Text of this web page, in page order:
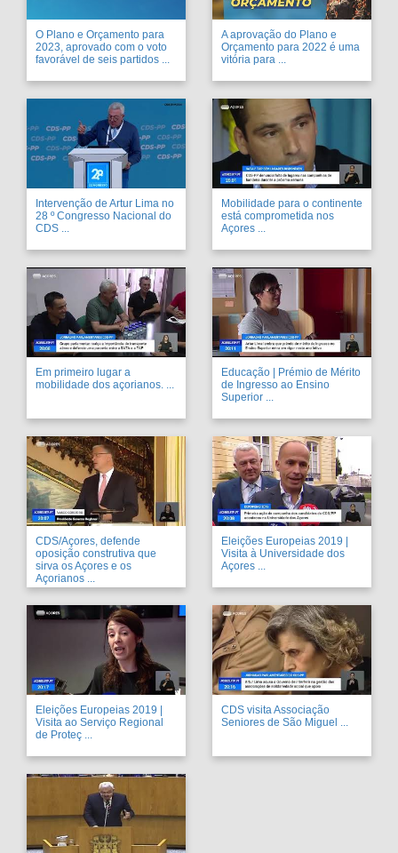
O Plano e Orçamento para
2023, aprovado com o voto
favorável de seis partidos ...
A aprovação do Plano e
Orçamento para 2022 é uma
vitória para ...
Intervenção de Artur Lima no
28 º Congresso Nacional do
CDS ...
Mobilidade para o continente
está comprometida nos
Açores ...
Em primeiro lugar a
mobilidade dos açorianos. ...
Educação | Prémio de Mérito
de Ingresso ao Ensino
Superior ...
CDS/Açores, defende
oposição construtiva que
sirva os Açores e os
Açorianos ...
Eleições Europeias 2019 |
Visita à Universidade dos
Açores ...
Eleições Europeias 2019 |
Visita ao Serviço Regional
de Proteç ...
CDS visita Associação
Seniores de São Miguel ...